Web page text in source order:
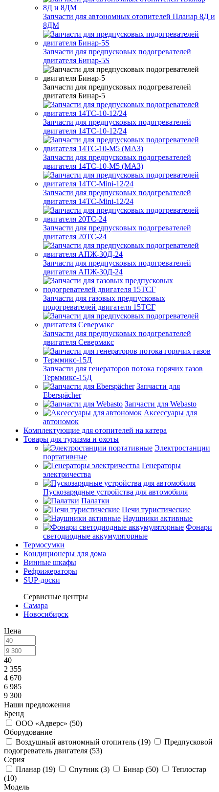
Запчасти для автономных отопителей Планар 8Д и
8ДМ
Запчасти для предпусковых подогревателей
двигателя Бинар-5S
Запчасти для предпусковых подогревателей
двигателя Бинар-5
Запчасти для предпусковых подогревателей
двигателя 14ТС-10-12/24
Запчасти для предпусковых подогревателей
двигателя 14ТС-10-М5 (МАЗ)
Запчасти для предпусковых подогревателей
двигателя 14ТС-Mini-12/24
Запчасти для предпусковых подогревателей
двигателя 20ТС-24
Запчасти для предпусковых подогревателей
двигателя АПЖ-30Д-24
Запчасти для газовых предпусковых
подогревателей двигателя 15ТСГ
Запчасти для предпусковых подогревателей
двигателя Севермакс
Запчасти для генераторов потока горячих газов
Терммикс-15Д
Запчасти для
Eberspächer
Запчасти для Webasto
Аксессуары для
автономок
Комплектующие для отопителей на катера
Товары для туризма и охоты
Электростанции
портативные
Генераторы
электричества
Пускозарядные устройства для автомобиля
Палатки
Печи туристические
Наушники активные
Фонари
светодиодные аккумуляторные
Термосумки
Кондиционеры для дома
Винные шкафы
Рефрижераторы
SUP-доски
Сервисные центры
Самара
Новосибирск
Цена
40
2 355
4 670
6 985
9 300
Наши предложения
Бренд
ООО «Адверс» (50)
Оборудование
Воздушный автономный отопитель (19)
Предпусковой
подогреватель двигателя (53)
Серия
Планар (19) Спутник (3) Бинар (50)
Теплостар
(10)
Модель